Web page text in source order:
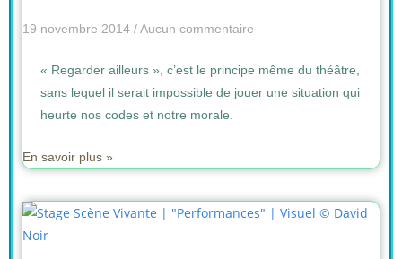
19 novembre 2014 Aucun commentaire
« Regarder ailleurs », c’est le principe même du théâtre,
sans lequel il serait impossible de jouer une situation qui
heurte nos codes et notre morale.
En savoir plus »